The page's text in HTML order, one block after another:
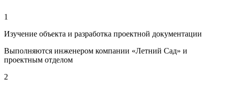
1
Изучение объекта и разработка проектной документации
Выполняются инженером компании «Летний Сад» и
проектным отделом
2